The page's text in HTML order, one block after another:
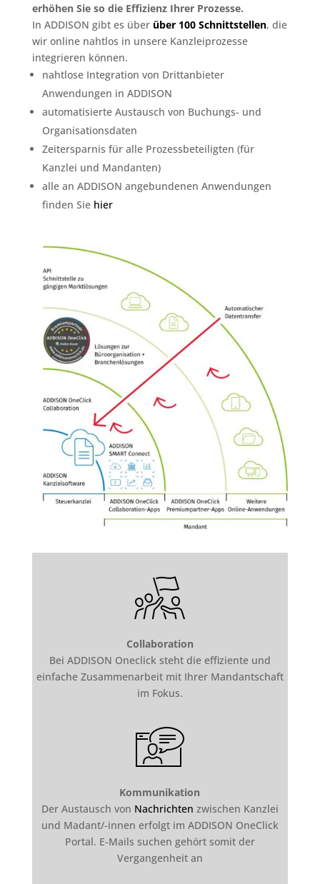
erhöhen Sie so die Effizienz Ihrer Prozesse.
In ADDISON gibt es über über 100 Schnittstellen, die
wir online nahtlos in unsere Kanzleiprozesse
integrieren können.
nahtlose Integration von Drittanbieter
Anwendungen in ADDISON
automatisierte Austausch von Buchungs- und
Organisationsdaten
Zeitersparnis für alle Prozessbeteiligten (für
Kanzlei und Mandanten)
alle an ADDISON angebundenen Anwendungen
finden Sie hier
Collaboration
Bei ADDISON Oneclick steht die effiziente und
einfache Zusammenarbeit mit Ihrer Mandantschaft
im Fokus.
Kommunikation
Der Austausch von Nachrichten zwischen Kanzlei
und Madant/-innen erfolgt im ADDISON OneClick
Portal. E-Mails suchen gehört somit der
Vergangenheit an